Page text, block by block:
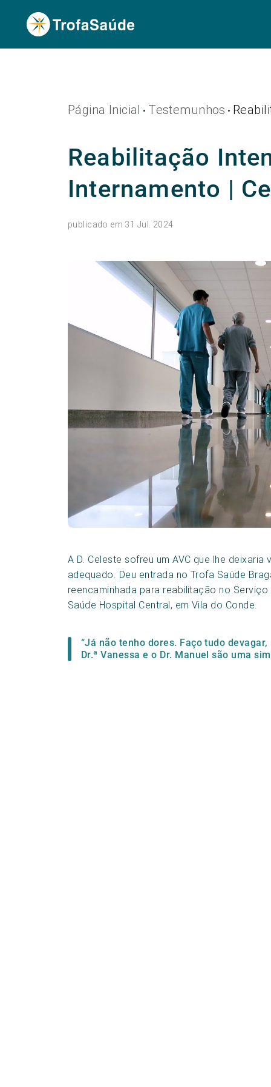
Página Inicial • Testemunhos •
Reabilitação
Internamento |
publicado em 31 Jul. 2024
A D. Celeste sofreu um AVC que lhe
adequado. Deu entrada no Trofa Saúde
reencaminhada para reabilitação no
Saúde Hospital Central, em Vila do Conde.
“Já não tenho dores. Faço tudo
Dr.ª Vanessa e o Dr. Manuel são uma